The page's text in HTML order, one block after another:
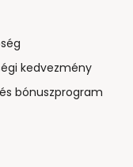
kedvezmény
bónuszprogram